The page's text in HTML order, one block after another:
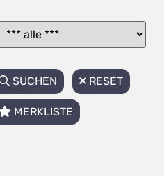
SUCHEN RESET
MERKLISTE